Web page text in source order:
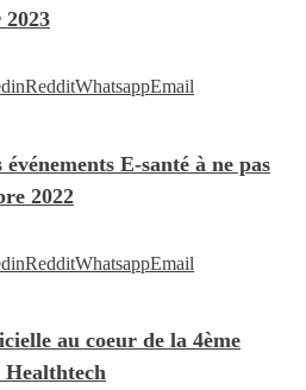
RedditWhatsappEmail
E-santé à ne pas
2022
RedditWhatsappEmail
au coeur de la 4ème